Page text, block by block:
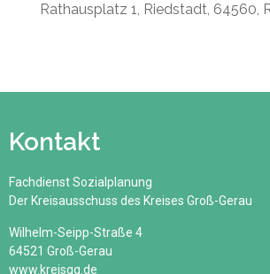
Rathausplatz 1, Riedstadt, 64560,
Kontakt
Fachdienst Sozialplanung
Der Kreisausschuss des Kreises Groß-Gerau
Wilhelm-Seipp-Straße 4
64521 Groß-Gerau
www.kreisgg.de